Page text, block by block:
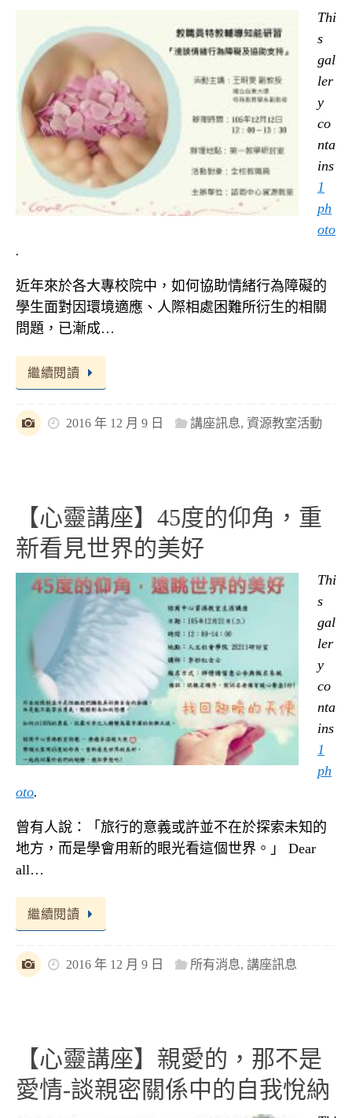
Thi
s
gal
ler
y
co
nta
ins
1
ph
oto
.
近年來於各大專校院中，如何協助情緒行為障礙的
學生面對因環境適應、人際相處困難所衍生的相關
問題，已漸成…
繼續閱讀
2016 年 12 月 9 日 講座訊息,資源教室活動
【心靈講座】45度的仰角，重
新看見世界的美好
Thi
s
gal
ler
y
co
nta
ins
1
ph
oto.
曾有人說：「旅行的意義或許並不在於探索未知的
地方，而是學會用新的眼光看這個世界。」 Dear
all…
繼續閱讀
2016 年 12 月 9 日 所有消息,講座訊息
【心靈講座】親愛的，那不是
愛情-談親密關係中的自我悅納